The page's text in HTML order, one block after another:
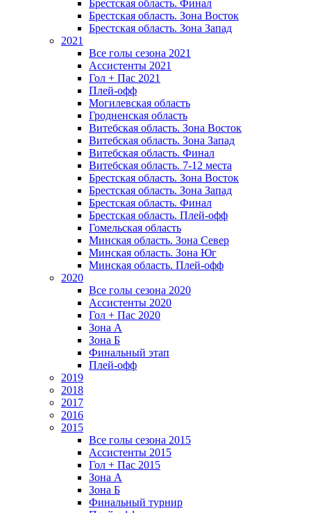
Брестская область. Финал
Брестская область. Зона Восток
Брестская область. Зона Запад
2021
Все голы сезона 2021
Ассистенты 2021
Гол + Пас 2021
Плей-офф
Могилевская область
Гродненская область
Витебская область. Зона Восток
Витебская область. Зона Запад
Витебская область. Финал
Витебская область. 7-12 места
Брестская область. Зона Восток
Брестская область. Зона Запад
Брестская область. Финал
Брестская область. Плей-офф
Гомельская область
Минская область. Зона Север
Минская область. Зона Юг
Минская область. Плей-офф
2020
Все голы сезона 2020
Ассистенты 2020
Гол + Пас 2020
Зона А
Зона Б
Финальный этап
Плей-офф
2019
2018
2017
2016
2015
Все голы сезона 2015
Ассистенты 2015
Гол + Пас 2015
Зона А
Зона Б
Финальный турнир